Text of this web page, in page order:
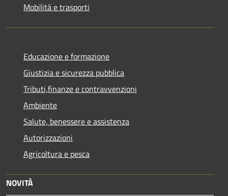
Mobilità e trasporti
Educazione e formazione
Giustizia e sicurezza pubblica
Tributi,finanze e contravvenzioni
Ambiente
Salute, benessere e assistenza
Autorizzazioni
Agricoltura e pesca
NOVITÀ